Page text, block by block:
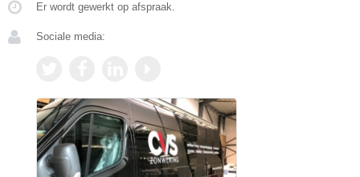
Er wordt gewerkt op afspraak.
Sociale media: